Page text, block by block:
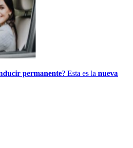
permanente? Esta es la nueva